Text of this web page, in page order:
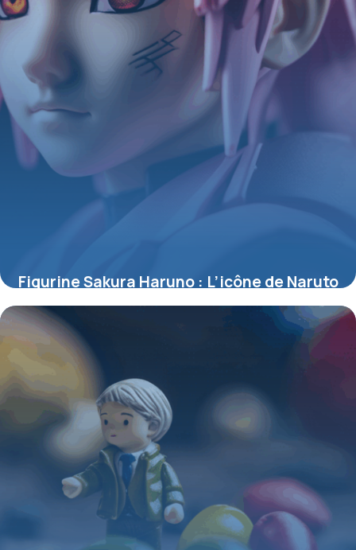
Figurine Sakura Haruno : L’icône de Naruto
sublimée en objet de collection
4 juillet 2025